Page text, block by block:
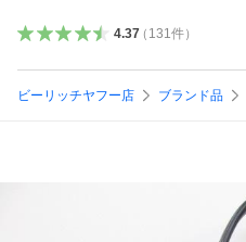
4.37（ 131件）
ビーリッチヤフー店 ブランド品